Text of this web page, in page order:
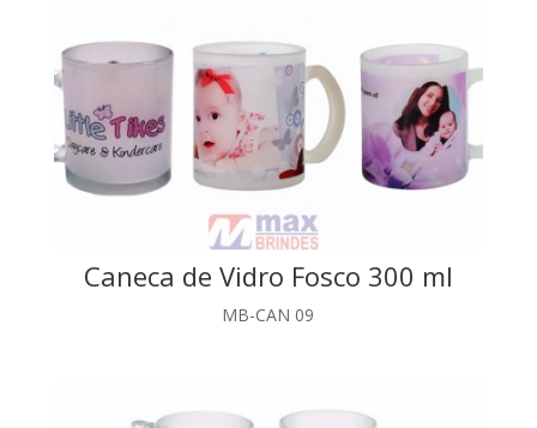
Caneca de Vidro Fosco 300 ml
MB-CAN 09